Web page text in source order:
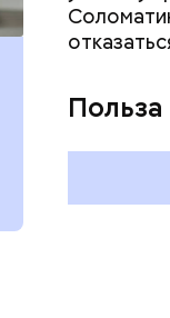
День сидения
праздники